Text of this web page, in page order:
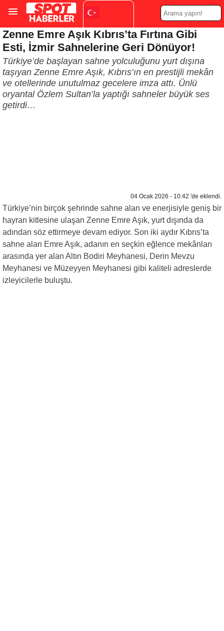
Turkish ▼
Zenne Emre Aşık Kıbrıs’ta Fırtına Gibi
Esti, İzmir Sahnelerine Geri Dönüyor!
Türkiye’de başlayan sahne yolculuğunu yurt dışına
taşıyan Zenne Emre Aşık, Kıbrıs’ın en prestijli mekân
ve otellerinde unutulmaz gecelere imza attı. Ünlü
oryantal Özlem Sultan’la yaptığı sahneler büyük ses
getirdi…
04 Ocak 2026 - 10:42 'de eklendi.
Türkiye’nin birçok şehrinde sahne alan ve enerjisiyle geniş bir
hayran kitlesine ulaşan Zenne Emre Aşık, yurt dışında da
adından söz ettirmeye devam ediyor. Son iki aydır Kıbrıs’ta
sahne alan Emre Aşık, adanın en seçkin eğlence mekânları
arasında yer alan Altın Bodiri Meyhanesi, Derin Mevzu
Meyhanesi ve Müzeyyen Meyhanesi gibi kaliteli adreslerde
izleyicilerle buluştu.